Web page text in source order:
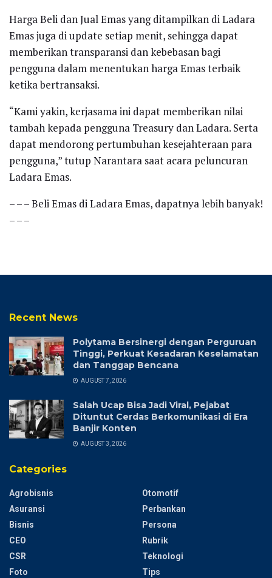
Harga Beli dan Jual Emas yang ditampilkan di Ladara
Emas juga di update setiap menit, sehingga dapat
memberikan transparansi dan kebebasan bagi
pengguna dalam menentukan harga Emas terbaik
ketika bertransaksi.
“Kami yakin, kerjasama ini dapat memberikan nilai
tambah kepada pengguna Treasury dan Ladara. Serta
dapat mendorong pertumbuhan kesejahteraan para
pengguna,” tutup Narantara saat acara peluncuran
Ladara Emas.
– – – Beli Emas di Ladara Emas, dapatnya lebih banyak!
– – –
Recent News
Polytama Bersinergi dengan Perguruan
Tinggi, Perkuat Kesadaran Keselamatan
dan Tanggap Bencana
AUGUST 7, 2026
Salah Ucap Bisa Jadi Viral, Pejabat
Dituntut Cerdas Berkomunikasi di Era
Banjir Konten
AUGUST 3, 2026
Categories
Agrobisnis
Asuransi
Bisnis
CEO
CSR
Foto
Otomotif
Perbankan
Persona
Rubrik
Teknologi
Tips